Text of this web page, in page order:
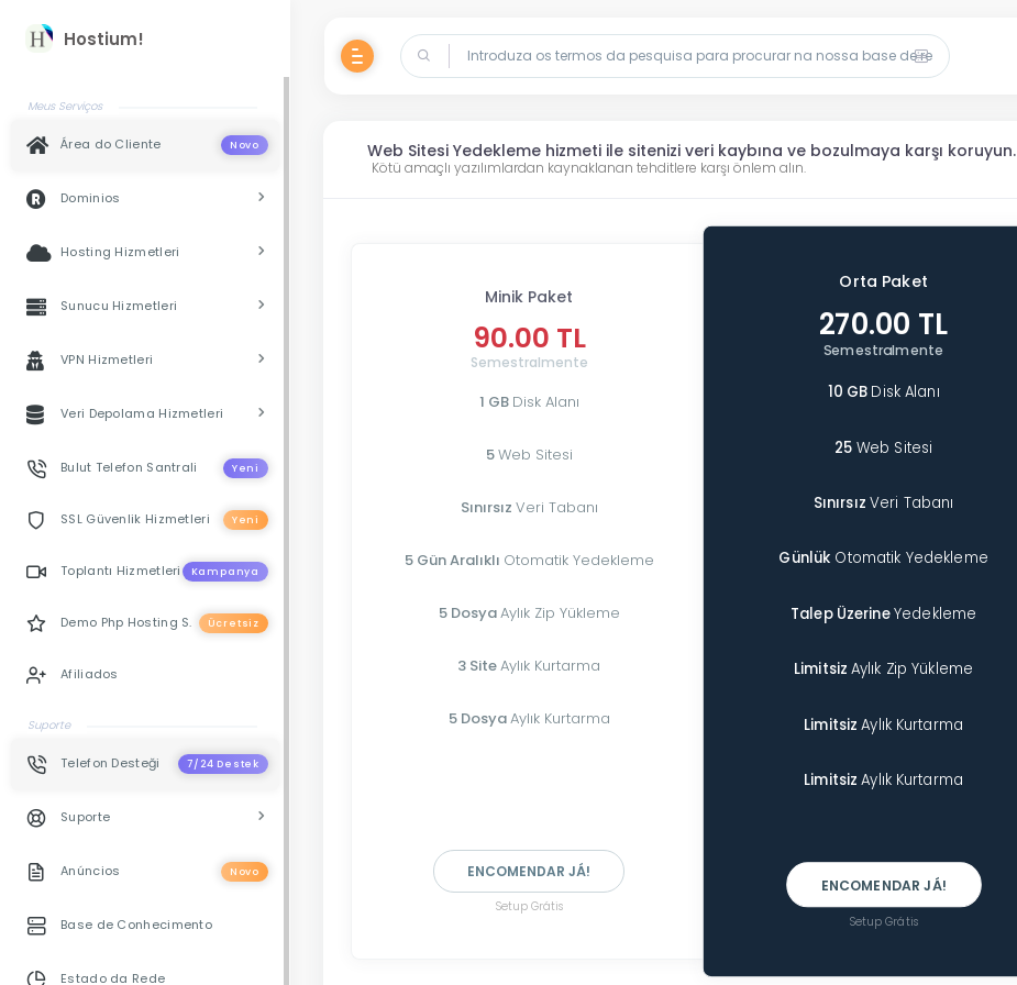
Hostium!
Meus Serviços
Área do Cliente Novo
Dominios
Hosting Hizmetleri
Sunucu Hizmetleri
VPN Hizmetleri
Veri Depolama Hizmetleri
Bulut Telefon Santrali Yeni
SSL Güvenlik Hizmetleri Yeni
Toplantı Hizmetleri Kampanya
Demo Php Hosting S. Ücretsiz
Afiliados
Suporte
Telefon Desteği 7/24 Destek
Suporte
Anúncios Novo
Base de Conhecimento
Estado da Rede
Web Sitesi Yedekleme hizmeti ile sitenizi veri kaybına ve bozulmaya karşı koruyun.
Kötü amaçlı yazılımlardan kaynaklanan tehditlere karşı önlem alın.
Minik Paket
90.00 TL
Semestralmente
1 GB Disk Alanı
5Web Sitesi
Sınırsız Veri Tabanı
5 Gün Aralıklı Otomatik Yedekleme
5 DosyaAylık Zip Yükleme
3 SiteAylık Kurtarma
5 DosyaAylık Kurtarma
ENCOMENDAR JÁ!
Setup Grátis
Orta Paket
270.00 TL
Semestralmente
10 GB Disk Alanı
25 Web Sitesi
SınırsızVeri Tabanı
Günlük Otomatik Yedekleme
Talep ÜzerineYedekleme
LimitsizAylık Zip Yükleme
LimitsizAylık Kurtarma
LimitsizAylık Kurtarma
ENCOMENDAR JÁ!
Setup Grátis